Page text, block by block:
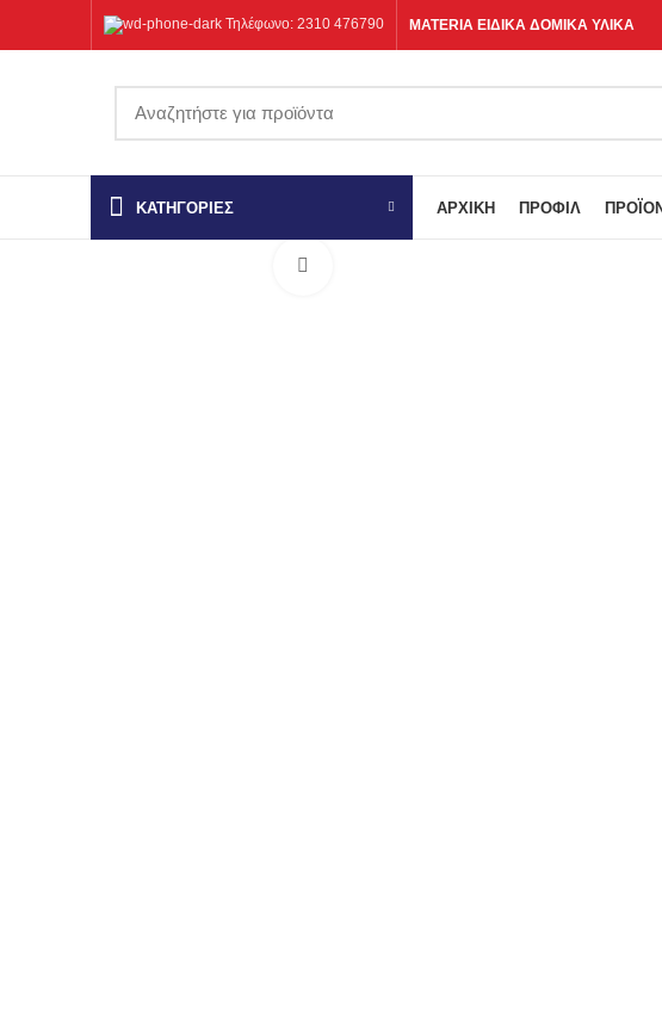
Τηλέφωνο: 2310 476790 MATERIA ΕΙΔΙΚΑ ΔΟΜΙΚΑ ΥΛΙΚΑ
ΚΑΤΗΓΟΡΙΕΣ ΑΡΧΙΚΉ ΠΡΟΦΊΛ